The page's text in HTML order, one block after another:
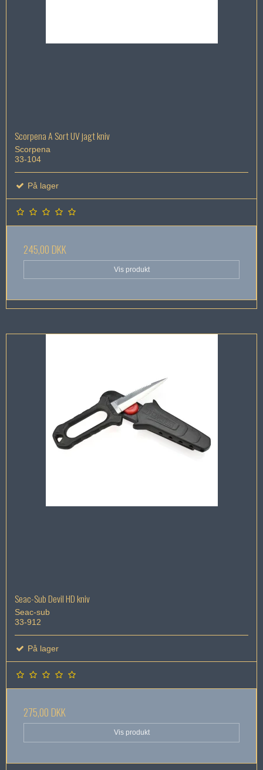
Scorpena A Sort UV jagt kniv
Scorpena
33-104
På lager
245,00 DKK
Vis produkt
Seac-Sub Devil HD kniv
Seac-sub
33-912
På lager
275,00 DKK
Vis produkt